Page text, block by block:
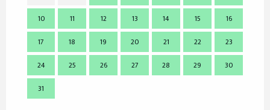
10
11 12 13 14 15
16
17
18 19 20 21 22
23
24
25 26 27 28 29
30
31